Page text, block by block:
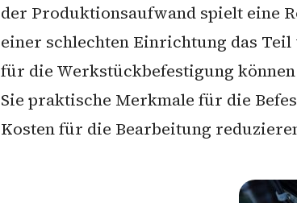
der Produktionsaufwand spielt eine
einer schlechten Einrichtung das
für die Werkstückbefestigung
Sie praktische Merkmale für die
Kosten für die Bearbeitung